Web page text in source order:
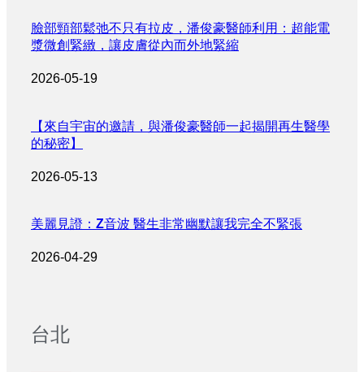
臉部頸部鬆弛不只有拉皮，潘俊豪醫師利用：超能電
漿微創緊緻，讓皮膚從內而外地緊縮
2026-05-19
【來自宇宙的邀請，與潘俊豪醫師一起揭開再生醫學
的秘密】
2026-05-13
美麗見證：Z音波 醫生非常幽默讓我完全不緊張
2026-04-29
台北